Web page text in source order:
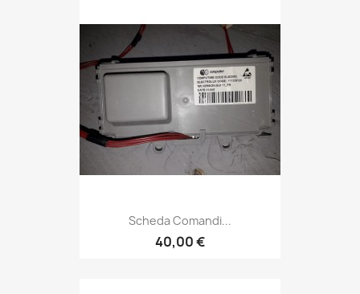
Scheda Comandi...
40,00 €